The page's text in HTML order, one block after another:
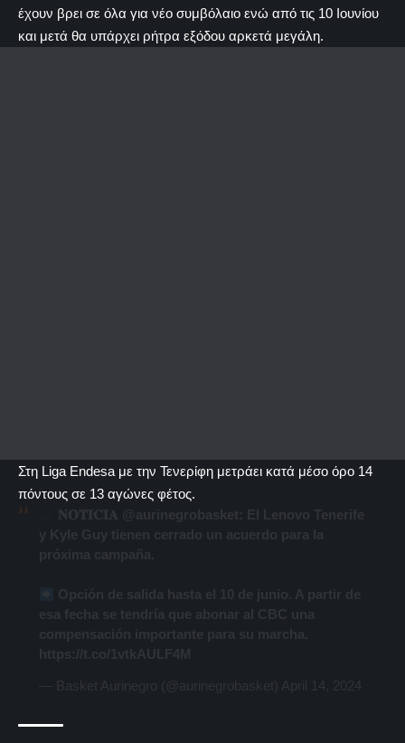
έχουν βρει σε όλα για νέο συμβόλαιο ενώ από τις 10 Ιουνίου
και μετά θα υπάρχει ρήτρα εξόδου αρκετά μεγάλη.
Στη Liga Endesa με την Τενερίφη μετράει κατά μέσο όρο 14
πόντους σε 13 αγώνες φέτος.